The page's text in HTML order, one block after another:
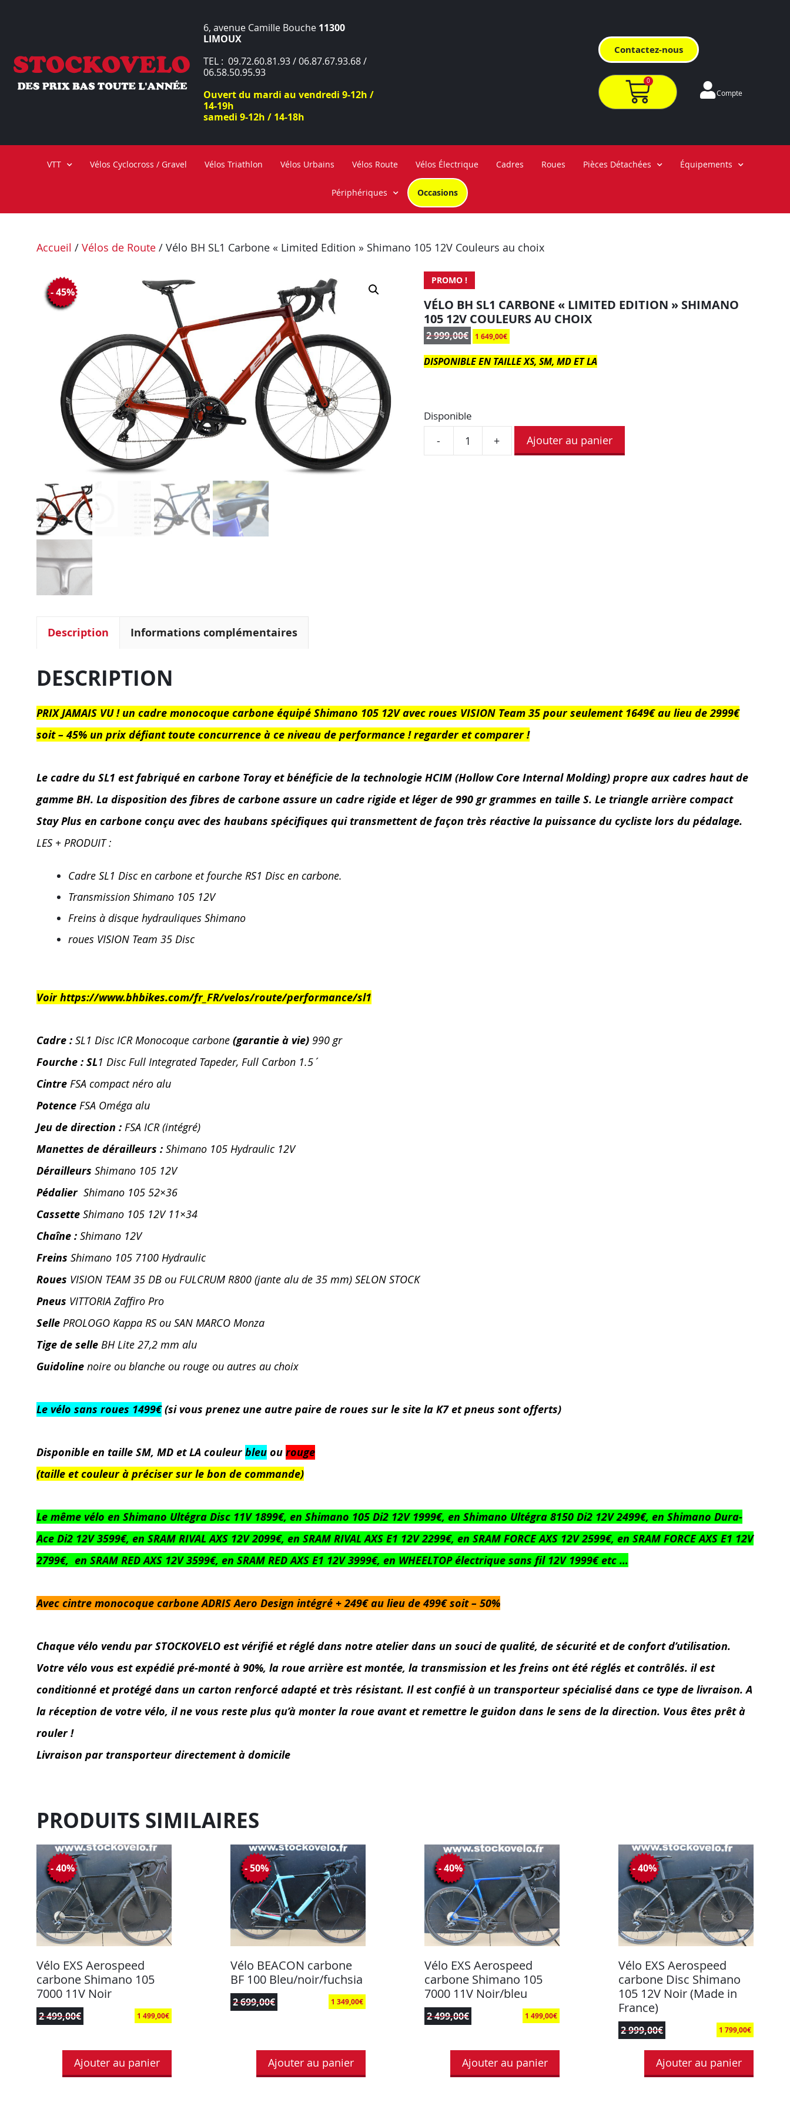
6, avenue Camille Bouche 11300
LIMOUX
TEL : 09.72.60.81.93 / 06.87.67.93.68 /
06.58.50.95.93
Ouvert du mardi au vendredi 9-12h /
14-19h
samedi 9-12h / 14-18h
Contactez-nous
0
Compte
VTT Vélos Cyclocross / Gravel Vélos Triathlon Vélos Urbains Vélos Route Vélos Électrique Cadres Roues Pièces Détachées Équipements
Périphériques Occasions
Accueil / Vélos de Route / Vélo BH SL1 Carbone « Limited Edition » Shimano 105 12V Couleurs au choix
PROMO !
VÉLO BH SL1 CARBONE « LIMITED EDITION » SHIMANO
105 12V COULEURS AU CHOIX
2 999,00€ 1 649,00€
- 45%
DISPONIBLE EN TAILLE XS, SM, MD ET LA
Disponible
- + Ajouter au panier
Description Informations complémentaires
DESCRIPTION
PRIX JAMAIS VU ! un cadre monocoque carbone équipé Shimano 105 12V avec roues VISION Team 35 pour seulement 1649€ au lieu de 2999€
soit – 45% un prix défiant toute concurrence à ce niveau de performance ! regarder et comparer !
Le cadre du SL1 est fabriqué en carbone Toray et bénéficie de la technologie HCIM (Hollow Core Internal Molding) propre aux cadres haut de
gamme BH. La disposition des fibres de carbone assure un cadre rigide et léger de 990 gr grammes en taille S. Le triangle arrière compact
Stay Plus en carbone conçu avec des haubans spécifiques qui transmettent de façon très réactive la puissance du cycliste lors du pédalage.
LES + PRODUIT :
Cadre SL1 Disc en carbone et fourche RS1 Disc en carbone.
Transmission Shimano 105 12V
Freins à disque hydrauliques Shimano
roues VISION Team 35 Disc
Voir https://www.bhbikes.com/fr_FR/velos/route/performance/sl1
Cadre : SL1 Disc ICR Monocoque carbone (garantie à vie) 990 gr
Fourche : SL1 Disc Full Integrated Tapeder, Full Carbon 1.5´
Cintre FSA compact néro alu
Potence FSA Oméga alu
Jeu de direction : FSA ICR (intégré)
Manettes de dérailleurs : Shimano 105 Hydraulic 12V
Dérailleurs Shimano 105 12V
Pédalier Shimano 105 52×36
Cassette Shimano 105 12V 11×34
Chaîne : Shimano 12V
Freins Shimano 105 7100 Hydraulic
Roues VISION TEAM 35 DB ou FULCRUM R800 (jante alu de 35 mm) SELON STOCK
Pneus VITTORIA Zaffiro Pro
Selle PROLOGO Kappa RS ou SAN MARCO Monza
Tige de selle BH Lite 27,2 mm alu
Guidoline noire ou blanche ou rouge ou autres au choix
Le vélo sans roues 1499€(si vous prenez une autre paire de roues sur le site la K7 et pneus sont offerts)
Disponible en taille SM, MD et LA couleurbleu ou rouge
(taille et couleur à préciser sur le bon de commande)
Le même vélo en Shimano Ultégra Disc 11V 1899€, en Shimano 105 Di2 12V 1999€, en Shimano Ultégra 8150 Di2 12V 2499€, en Shimano Dura-
Ace Di2 12V 3599€, en SRAM RIVAL AXS 12V 2099€, en SRAM RIVAL AXS E1 12V 2299€, en SRAM FORCE AXS 12V 2599€, en SRAM FORCE AXS E1 12V
2799€, en SRAM RED AXS 12V 3599€, en SRAM RED AXS E1 12V 3999€, en WHEELTOP électrique sans fil 12V 1999€ etc …
Avec cintre monocoque carbone ADRIS Aero Design intégré + 249€ au lieu de 499€ soit – 50%
Chaque vélo vendu par STOCKOVELO est vérifié et réglé dans notre atelier dans un souci de qualité, de sécurité et de confort d’utilisation.
Votre vélo vous est expédié pré-monté à 90%, la roue arrière est montée, la transmission et les freins ont été réglés et contrôlés. il est
conditionné et protégé dans un carton renforcé adapté et très résistant. Il est confié à un transporteur spécialisé dans ce type de livraison. A
la réception de votre vélo, il ne vous reste plus qu’à monter la roue avant et remettre le guidon dans le sens de la direction. Vous êtes prêt à
rouler !
Livraison par transporteur directement à domicile
PRODUITS SIMILAIRES
Vélo EXS Aerospeed
carbone Shimano 105
7000 11V Noir
2 499,00€ 1 499,00€
- 40%
Ajouter au panier
Vélo BEACON carbone
BF 100 Bleu/noir/fuchsia
2 699,00€ 1 349,00€
- 50%
Ajouter au panier
Vélo EXS Aerospeed
carbone Shimano 105
7000 11V Noir/bleu
2 499,00€ 1 499,00€
- 40%
Ajouter au panier
Vélo EXS Aerospeed
carbone Disc Shimano
105 12V Noir (Made in
France)
2 999,00€ 1 799,00€
- 40%
Ajouter au panier